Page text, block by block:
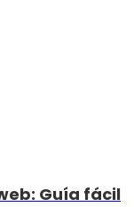
Guía fácil